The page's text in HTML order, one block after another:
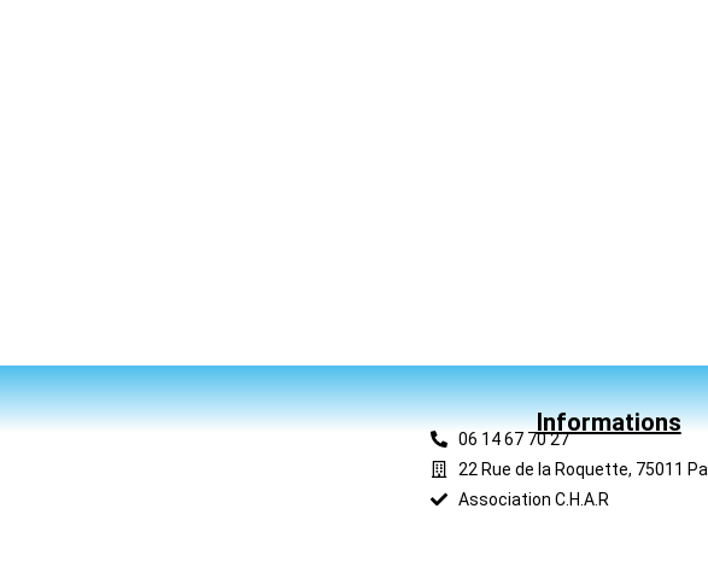
Informations
06 14 67 70 27
22 Rue de la Roquette, 75011
Association C.H.A.R